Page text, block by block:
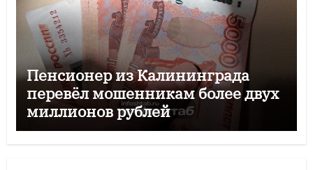
Пенсионер из Калининграда
перевёл мошенникам более двух
миллионов рублей